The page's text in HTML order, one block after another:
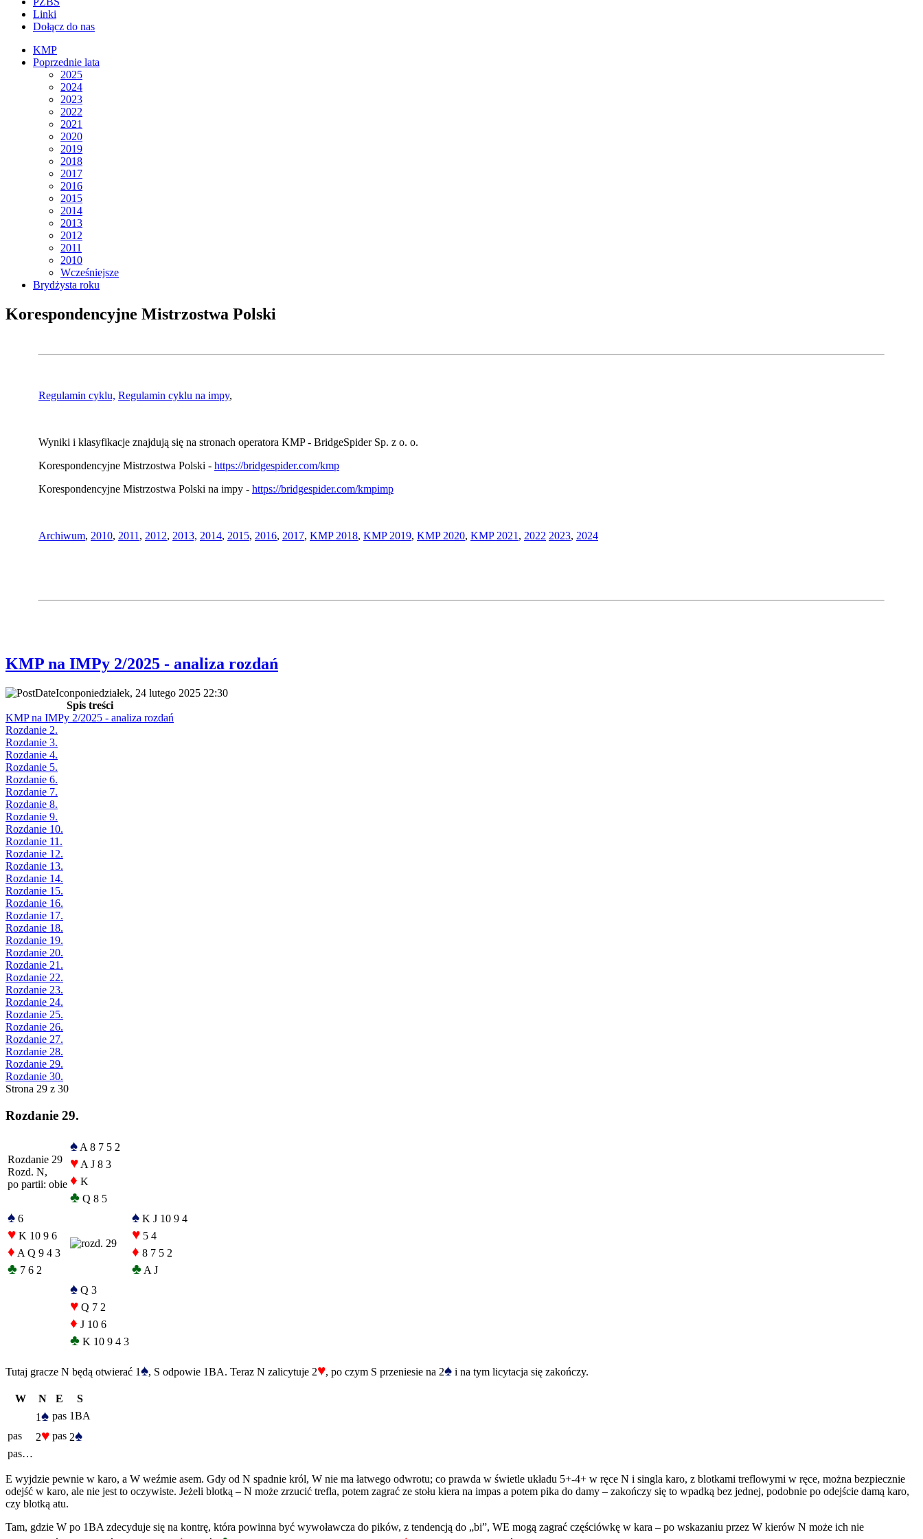
Linki
Dołącz do nas
KMP
Poprzednie lata
2025
2024
2023
2022
2021
2020
2019
2018
2017
2016
2015
2014
2013
2012
2011
2010
Wcześniejsze
Brydżysta roku
Korespondencyjne Mistrzostwa Polski
Regulamin cyklu, Regulamin cyklu na impy,
Wyniki i klasyfikacje znajdują się na stronach operatora KMP - BridgeSpider Sp. z o. o.
Korespondencyjne Mistrzostwa Polski - https://bridgespider.com/kmp
Korespondencyjne Mistrzostwa Polski na impy - https://bridgespider.com/kmpimp
Archiwum, 2010, 2011 , 2012, 2013, 2014, 2015, 2016, 2017, KMP 2018, KMP 2019, KMP 2020, KMP 2021 , 2022 2023, 2024
KMP na IMPy 2/2025 - analiza rozdań
poniedziałek, 24 lutego 2025 22:30
Spis treści
KMP na IMPy 2/2025 - analiza rozdań
Rozdanie 2.
Rozdanie 3.
Rozdanie 4.
Rozdanie 5.
Rozdanie 6.
Rozdanie 7.
Rozdanie 8.
Rozdanie 9.
Rozdanie 10.
Rozdanie 11.
Rozdanie 12.
Rozdanie 13.
Rozdanie 14.
Rozdanie 15.
Rozdanie 16.
Rozdanie 17.
Rozdanie 18.
Rozdanie 19.
Rozdanie 20.
Rozdanie 21.
Rozdanie 22.
Rozdanie 23.
Rozdanie 24.
Rozdanie 25.
Rozdanie 26.
Rozdanie 27.
Rozdanie 28.
Rozdanie 29.
Rozdanie 30.
Strona 29 z 30
Rozdanie 29.
Rozdanie 29
Rozd. N,
po partii: obie
♠ A 8 7 5 2
♥ A J 8 3
♦ K
♣ Q 8 5
♠ 6
♥ K 10 9 6
♦ A Q 9 4 3
♣ 7 6 2
♠ K J 10 9 4
♥ 5 4
♦ 8 7 5 2
♣ A J
♠ Q 3
♥ Q 7 2
♦ J 10 6
♣ K 10 9 4 3
Tutaj gracze N będą otwierać 1♠, S odpowie 1BA. Teraz N zalicytuje 2♥, po czym S przeniesie na 2♠ i na tym licytacja się zakończy.
W N E
S
1♠ pas 1BA
pas
2♥ pas 2♠
pas…
E wyjdzie pewnie w karo, a W weźmie asem. Gdy od N spadnie król, W nie ma łatwego odwrotu; co prawda w świetle układu 5+-4+ w ręce N i singla karo, z blotkami treflowymi w ręce, można bezpiecznie
odejść w karo, ale nie jest to oczywiste. Jeżeli blotką – N może zrzucić trefla, potem zagrać ze stołu kiera na impas a potem pika do damy – zakończy się to wpadką bez jednej, podobnie po odejście damą karo,
czy blotką atu.
Tam, gdzie W po 1BA zdecyduje się na kontrę, która powinna być wywoławcza do pików, z tendencją do „bi”, WE mogą zagrać częściówkę w kara – po wskazaniu przez W kierów N może ich nie